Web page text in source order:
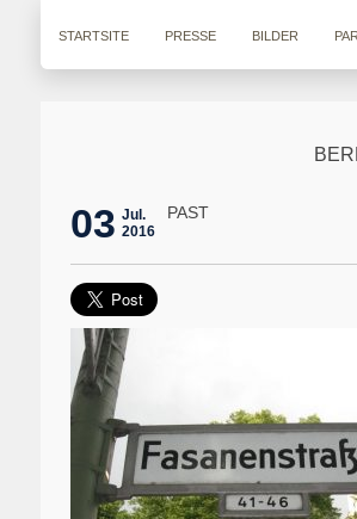
STARTSITE PRESSE BILDER
03 Jul.
2016
PAST